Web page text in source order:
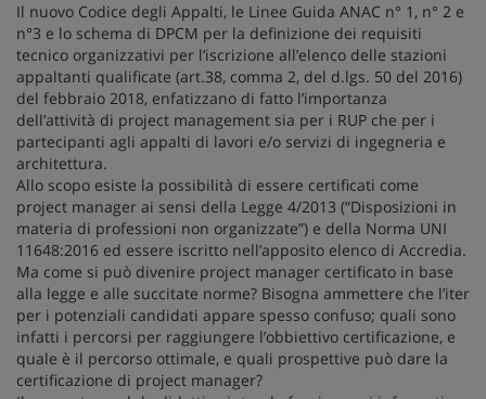
Il nuovo Codice degli Appalti, le Linee Guida ANAC n° 1, n° 2 e
n°3 e lo schema di DPCM per la definizione dei requisiti
tecnico organizzativi per l’iscrizione all’elenco delle stazioni
appaltanti qualificate (art.38, comma 2, del d.lgs. 50 del 2016)
del febbraio 2018, enfatizzano di fatto l’importanza
dell’attività di project management sia per i RUP che per i
partecipanti agli appalti di lavori e/o servizi di ingegneria e
architettura.
Allo scopo esiste la possibilità di essere certificati come
project manager ai sensi della Legge 4/2013 (“Disposizioni in
materia di professioni non organizzate”) e della Norma UNI
11648:2016 ed essere iscritto nell’apposito elenco di Accredia.
Ma come si può divenire project manager certificato in base
alla legge e alle succitate norme? Bisogna ammettere che l’iter
per i potenziali candidati appare spesso confuso; quali sono
infatti i percorsi per raggiungere l’obbiettivo certificazione, e
quale è il percorso ottimale, e quali prospettive può dare la
certificazione di project manager?